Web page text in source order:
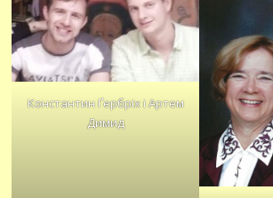
Константин Ґербріх і Артем
Димид